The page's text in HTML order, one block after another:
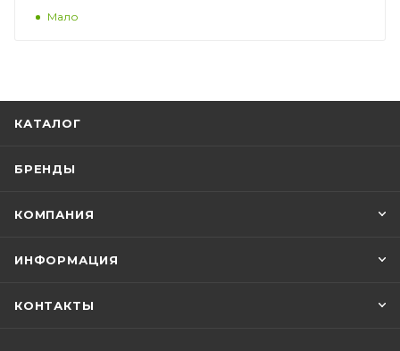
Мало
КАТАЛОГ
БРЕНДЫ
КОМПАНИЯ
ИНФОРМАЦИЯ
КОНТАКТЫ